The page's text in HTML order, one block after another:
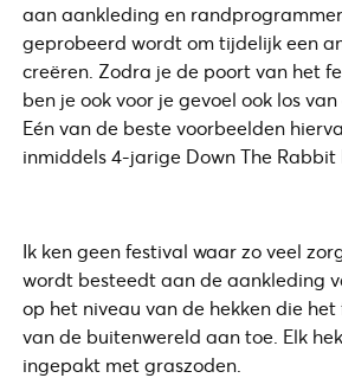
aan aankleding en
geprobeerd wordt om tijdelijk een
creëren. Zodra je de poort van het
ben je ook voor je gevoel ook los van
Eén van de beste voorbeelden
inmiddels 4-jarige Down The Rabbit
Ik ken geen festival waar zo veel
wordt besteedt aan de aankleding
op het niveau van de hekken die
van de buitenwereld aan toe. Elk
ingepakt met graszoden.